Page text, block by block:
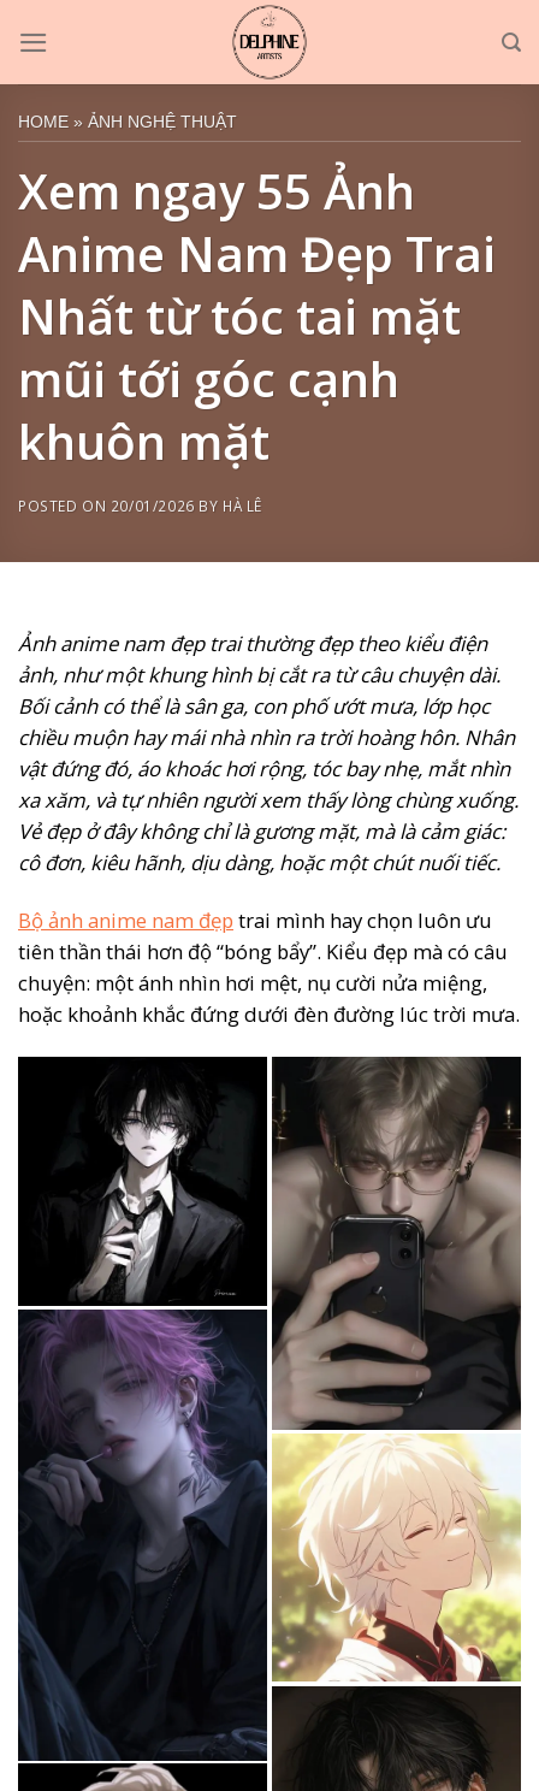
content
HOME » ẢNH NGHỆ THUẬT
Xem ngay 55 Ảnh
Anime Nam Đẹp Trai
Nhất từ tóc tai mặt
mũi tới góc cạnh
khuôn mặt
POSTED ON 20/01/2026 BY HÀ LÊ
Ảnh anime nam đẹp trai thường đẹp theo kiểu điện
ảnh, như một khung hình bị cắt ra từ câu chuyện dài.
Bối cảnh có thể là sân ga, con phố ướt mưa, lớp học
chiều muộn hay mái nhà nhìn ra trời hoàng hôn. Nhân
vật đứng đó, áo khoác hơi rộng, tóc bay nhẹ, mắt nhìn
xa xăm, và tự nhiên người xem thấy lòng chùng xuống.
Vẻ đẹp ở đây không chỉ là gương mặt, mà là cảm giác:
cô đơn, kiêu hãnh, dịu dàng, hoặc một chút nuối tiếc.
Bộ ảnh anime nam đẹp trai mình hay chọn luôn ưu
tiên thần thái hơn độ “bóng bẩy”. Kiểu đẹp mà có câu
chuyện: một ánh nhìn hơi mệt, nụ cười nửa miệng,
hoặc khoảnh khắc đứng dưới đèn đường lúc trời mưa.